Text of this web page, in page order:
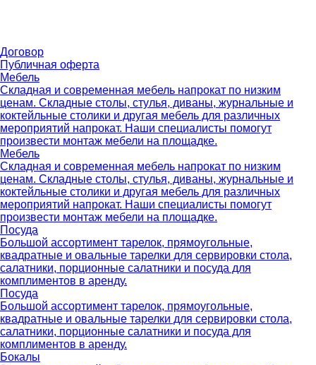
Договор
Публичная оферта
Мебель
Складная и современная мебель напрокат по низким
ценам. Складные столы, стулья, диваны, журнальные и
коктейльные столики и другая мебель для различных
мероприятий напрокат. Наши специалисты помогут
произвести монтаж мебели на площадке.
Мебель
Складная и современная мебель напрокат по низким
ценам. Складные столы, стулья, диваны, журнальные и
коктейльные столики и другая мебель для различных
мероприятий напрокат. Наши специалисты помогут
произвести монтаж мебели на площадке.
Посуда
Большой ассортимент тарелок, прямоугольные,
квадратные и овальные тарелки для сервировки стола,
салатники, порционные салатники и посуда для
комплиментов в аренду.
Посуда
Большой ассортимент тарелок, прямоугольные,
квадратные и овальные тарелки для сервировки стола,
салатники, порционные салатники и посуда для
комплиментов в аренду.
Бокалы